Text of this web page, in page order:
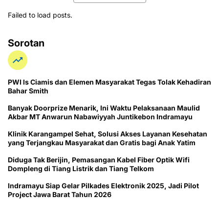
Failed to load posts.
Sorotan
PWI ls Ciamis dan Elemen Masyarakat Tegas Tolak Kehadiran
Bahar Smith
Banyak Doorprize Menarik, Ini Waktu Pelaksanaan Maulid
Akbar MT Anwarun Nabawiyyah Juntikebon Indramayu
Klinik Karangampel Sehat, Solusi Akses Layanan Kesehatan
yang Terjangkau Masyarakat dan Gratis bagi Anak Yatim
Diduga Tak Berijin, Pemasangan Kabel Fiber Optik Wifi
Dompleng di Tiang Listrik dan Tiang Telkom
Indramayu Siap Gelar Pilkades Elektronik 2025, Jadi Pilot
Project Jawa Barat Tahun 2026